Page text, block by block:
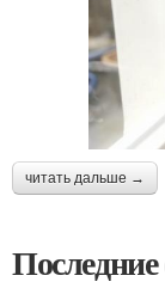
читать дальше →
Последние